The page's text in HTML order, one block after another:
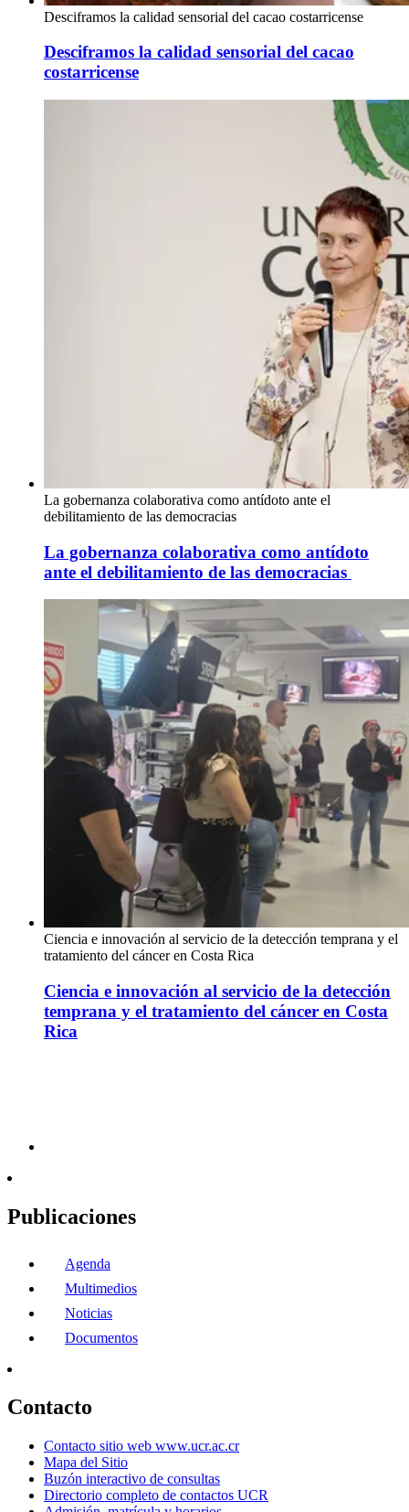
Desciframos la calidad sensorial del cacao costarricense
Desciframos la calidad sensorial del cacao
costarricense
La gobernanza colaborativa como antídoto ante el
debilitamiento de las democracias
La gobernanza colaborativa como antídoto
ante el debilitamiento de las democracias
Ciencia e innovación al servicio de la detección temprana y el
tratamiento del cáncer en Costa Rica
Ciencia e innovación al servicio de la detección
temprana y el tratamiento del cáncer en Costa
Rica
Publicaciones
Agenda
Multimedios
Noticias
Documentos
Contacto
Contacto sitio web www.ucr.ac.cr
Mapa del Sitio
Buzón interactivo de consultas
Directorio completo de contactos UCR